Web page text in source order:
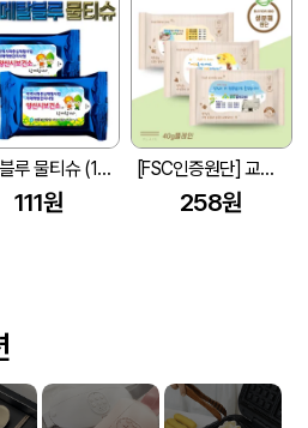
메탈 블루 물티슈 (10매/15매/20매) (150*90mm)
111원
[FSC인증원단] 교회전도 3종 생분해 물티슈 (10매/15매/20매)
258원